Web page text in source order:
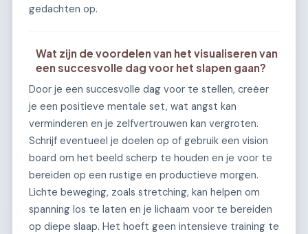
gedachten op.
Wat zijn de voordelen van het visualiseren van
een succesvolle dag voor het slapen gaan?
Door je een succesvolle dag voor te stellen, creëer
je een positieve mentale set, wat angst kan
verminderen en je zelfvertrouwen kan vergroten.
Schrijf eventueel je doelen op of gebruik een vision
board om het beeld scherp te houden en je voor te
bereiden op een rustige en productieve morgen.
Lichte beweging, zoals stretching, kan helpen om
spanning los te laten en je lichaam voor te bereiden
op diepe slaap. Het hoeft geen intensieve training te